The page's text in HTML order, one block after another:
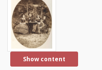
Show content